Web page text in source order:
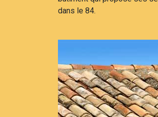
dans le 84.